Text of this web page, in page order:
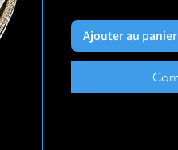
Ajouter au panier